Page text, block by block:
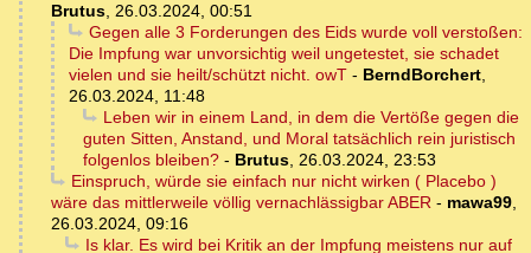
Brutus, 26.03.2024, 00:51
Gegen alle 3 Forderungen des Eids wurde voll verstoßen:
Die Impfung war unvorsichtig weil ungetestet, sie schadet
vielen und sie heilt/schützt nicht. owT - BerndBorchert,
26.03.2024, 11:48
Leben wir in einem Land, in dem die Vertöße gegen die
guten Sitten, Anstand, und Moral tatsächlich rein juristisch
folgenlos bleiben? - Brutus, 26.03.2024, 23:53
Einspruch, würde sie einfach nur nicht wirken ( Placebo )
wäre das mittlerweile völlig vernachlässigbar ABER - mawa99,
26.03.2024, 09:16
Is klar. Es wird bei Kritik an der Impfung meistens nur auf